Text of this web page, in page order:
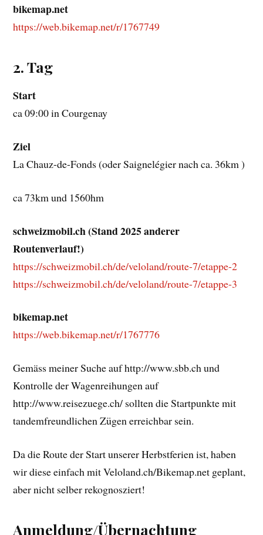
bikemap.net
https://web.bikemap.net/r/1767749
2. Tag
Start
ca 09:00 in Courgenay
Ziel
La Chauz-de-Fonds (oder Saignelégier nach ca. 36km )
ca 73km und 1560hm
schweizmobil.ch (Stand 2025 anderer
Routenverlauf!)
https://schweizmobil.ch/de/veloland/route-7/etappe-2
https://schweizmobil.ch/de/veloland/route-7/etappe-3
bikemap.net
https://web.bikemap.net/r/1767776
Gemäss meiner Suche auf http://www.sbb.ch und
Kontrolle der Wagenreihungen auf
http://www.reisezuege.ch/ sollten die Startpunkte mit
tandemfreundlichen Zügen erreichbar sein.
Da die Route der Start unserer Herbstferien ist, haben
wir diese einfach mit Veloland.ch/Bikemap.net geplant,
aber nicht selber rekognosziert!
Anmeldung/Übernachtung